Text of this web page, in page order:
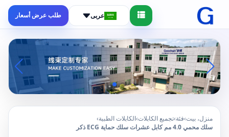
عربى طلب عرض أسعار
منزل، بيت›فئة›تجميع الكابلات›الكابلات الطبية›
سلك محمي 4.0 مم كابل عشرات سلك حماية ECG ذكر